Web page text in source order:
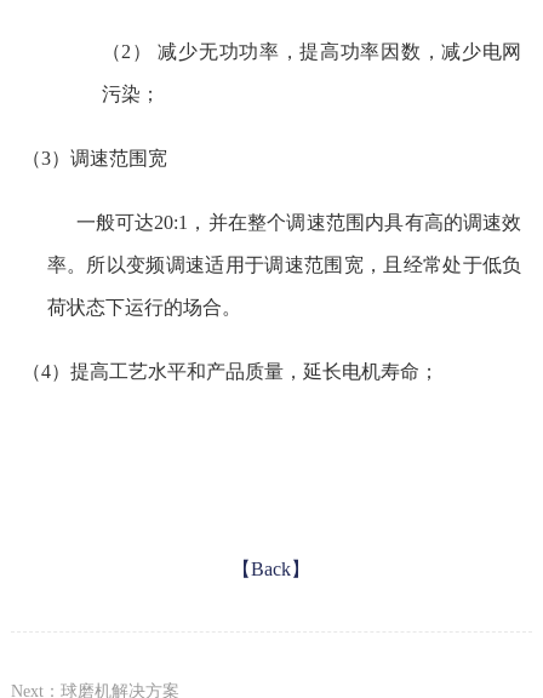
（2）减少无功功率，提高功率因数，减少电网
污染；
（3）调速范围宽
一般可达20:1，并在整个调速范围内具有高的调速效
率。所以变频调速适用于调速范围宽，且经常处于低负
荷状态下运行的场合。
（4）提高工艺水平和产品质量，延长电机寿命；
【Back】
Next：球磨机解决方案